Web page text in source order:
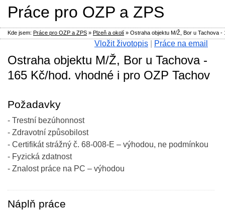
Ostraha objektu M/Ž, Bor u Tachova -
165 Kč/hod. vhodné i pro OZP Tachov
Požadavky
- Trestní bezúhonnost
- Zdravotní způsobilost
- Certifikát strážný č. 68-008-E – výhodou, ne podmínkou
- Fyzická zdatnost
- Znalost práce na PC – výhodou
Náplň práce
Práce pro OZP a ZPS
Vložit životopis Práce na email
Kde jsem: Práce pro OZP a ZPS » Plzeň a okolí » Ostraha objektu M/Ž, Bor u Tachova -